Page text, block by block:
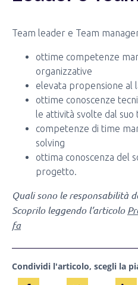
Team leader e Team
ottime competenze
organizzative
elevata propensione al
ottime conoscenze
le attività svolte dal suo
competenze di time
solving
ottima conoscenza del
progetto.
Quali sono le responsabilità
Scoprilo leggendo l’articolo
fa
Condividi l'articolo, scegli la